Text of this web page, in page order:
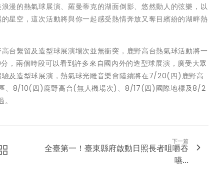
漫的熱氣球展演、羅曼蒂克的湖面倒影、悠然動人的弦樂，以
星空，這次活動將與你一起感受熱情奔放又奪目繽紛的湖畔熱
台繫留及造型球展演場次並無衝突，鹿野高台熱氣球活動將一
兩個時段可以看到許多來自國內外的造型球展演，廣受大眾
及造型球展演，熱氣球光雕音樂會陸續將在7/20(四)鹿野高
8/10(四)鹿野高台(無人機場次)、8/17(四)國際地標及8/2
下一篇
全臺第一！臺東縣府啟動日照長者咀嚼吞
嚥...